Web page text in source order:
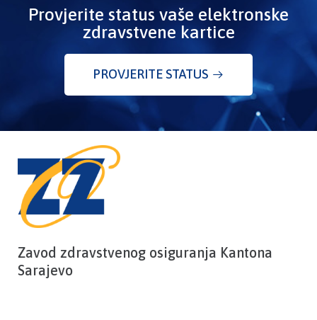
Provjerite status vaše elektronske
zdravstvene kartice
PROVJERITE STATUS
Zavod zdravstvenog osiguranja Kantona
Sarajevo